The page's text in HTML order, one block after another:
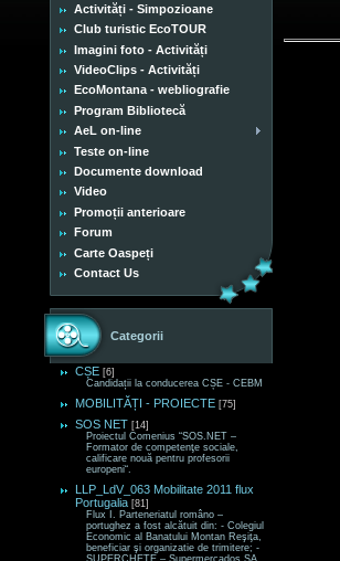
Activități - Simpozioane
Club turistic EcoTOUR
Imagini foto - Activități
VideoClips - Activități
EcoMontana - webliografie
Program Bibliotecă
AeL on-line
Teste on-line
Documente download
Video
Promoții anterioare
Forum
Carte Oaspeți
Contact Us
Categorii
CȘE [6]
Candidații la conducerea CȘE - CEBM
MOBILITĂȚI - PROIECTE [75]
SOS NET [14]
Proiectul Comenius “SOS.NET –
Formator de competenţe sociale,
calificare nouă pentru profesorii
europeni“.
LLP_LdV_063 Mobilitate 2011 flux
Portugalia [81]
Flux I. Parteneriatul româno –
portughez a fost alcătuit din: - Colegiul
Economic al Banatului Montan Reşiţa,
beneficiar şi organizatie de trimitere; -
SUPERCHETE – Supermercados SA